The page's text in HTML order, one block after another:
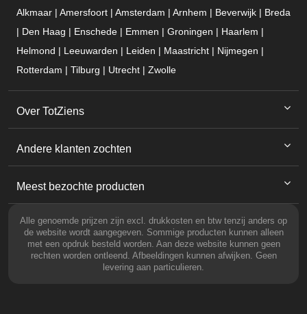
Alkmaar | Amersfoort | Amsterdam | Arnhem | Beverwijk | Breda
| Den Haag | Enschede | Emmen | Groningen | Haarlem |
Helmond | Leeuwarden | Leiden | Maastricht | Nijmegen |
Rotterdam | Tilburg | Utrecht | Zwolle
Over TotZiens
Andere klanten zochten
Meest bezochte producten
Alle genoemde prijzen zijn excl. drukkosten en btw tenzij anders op
de website wordt aangegeven. Sommige producten kunnen alleen
met een opdruk besteld worden. Aan deze website kunnen geen
rechten worden ontleend. Afbeeldingen kunnen afwijken. Geen
levering aan particulieren.